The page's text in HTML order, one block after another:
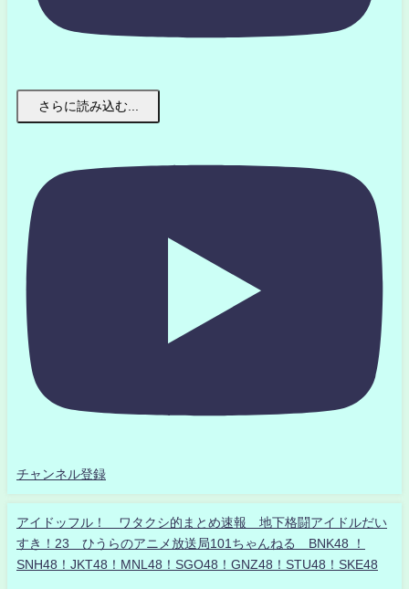
さらに読み込む...
チャンネル登録
アイドッフル！ ワタクシ的まとめ速報 地下格闘アイドルだい
すき！23 ひうらのアニメ放送局101ちゃんねる BNK48 ！
SNH48！JKT48！MNL48！SGO48！GNZ48！STU48！SKE48